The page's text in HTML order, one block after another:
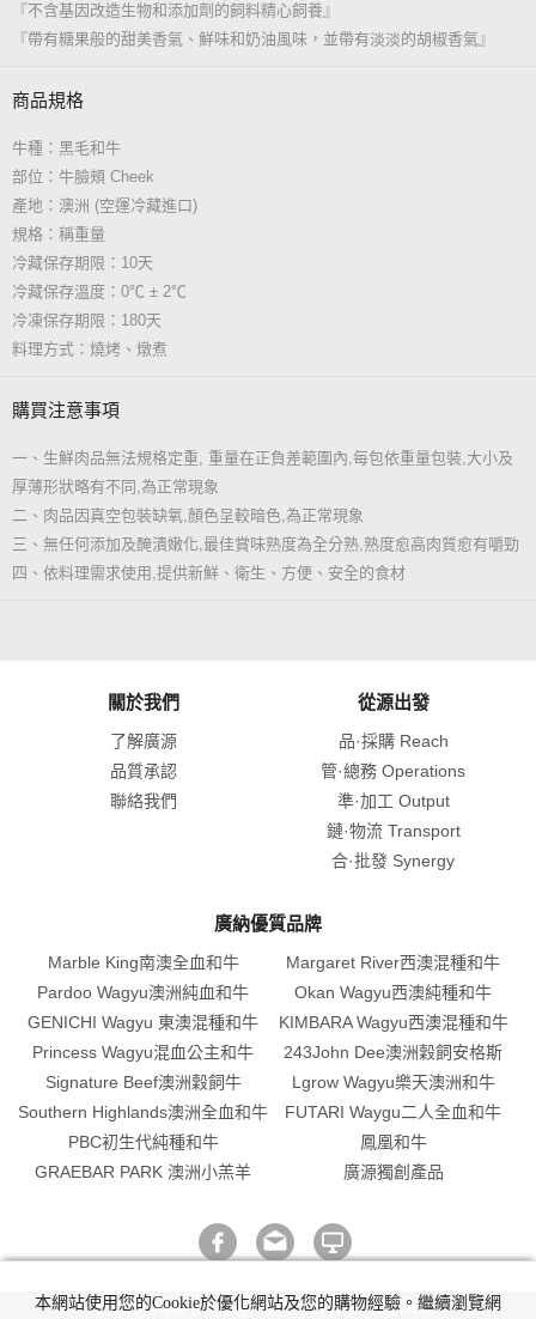
『不含基因改造生物和添加劑的飼料精心飼養』
『帶有糖果般的甜美香氣、鮮味和奶油風味，並帶有淡淡的胡椒香氣』
商品規格
牛種：黑毛和牛
部位：牛臉頰 Cheek
產地：澳洲 (空運冷藏進口)
規格：稱重量
冷藏保存期限：10天
冷藏保存溫度：0℃ ± 2℃
冷凍保存期限：180天
料理方式：燒烤、燉煮
購買注意事項
一、生鮮肉品無法規格定重, 重量在正負差範圍內,每包依重量包裝,大小及
厚薄形狀略有不同,為正常現象
二、肉品因真空包裝缺氧,顏色呈較暗色,為正常現象
三、無任何添加及醃漬嫩化,最佳賞味熟度為全分熟,熟度愈高肉質愈有嚼勁
四、依料理需求使用,提供新鮮、衛生、方便、安全的食材
關於我們
了解廣源
品質承認
聯絡我們
從源出發
品·採購 Reach
管·總務 Operations
準·加工 Output
鏈·物流 Transport
合·批發 Synergy
廣納優質品牌
Marble King南澳全血和牛
Margaret River西澳混種和牛
Pardoo Wagyu澳洲純血和牛
Okan Wagyu西澳純種和牛
GENICHI Wagyu 東澳混種和牛
KIMBARA Wagyu西澳混種和牛
Princess Wagyu混血公主和牛
243John Dee澳洲穀飼安格斯
Signature Beef澳洲穀飼牛
Lgrow Wagyu樂天澳洲和牛
Southern Highlands澳洲全血和牛
FUTARI Waygu二人全血和牛
PBC初生代純種和牛
鳳凰和牛
GRAEBAR PARK 澳洲小羔羊
廣源獨創產品
廣源商貿有限公司版權所有 © copyright Reserved.
本網站使用您的Cookie於優化網站及您的購物經驗。繼續瀏覽網